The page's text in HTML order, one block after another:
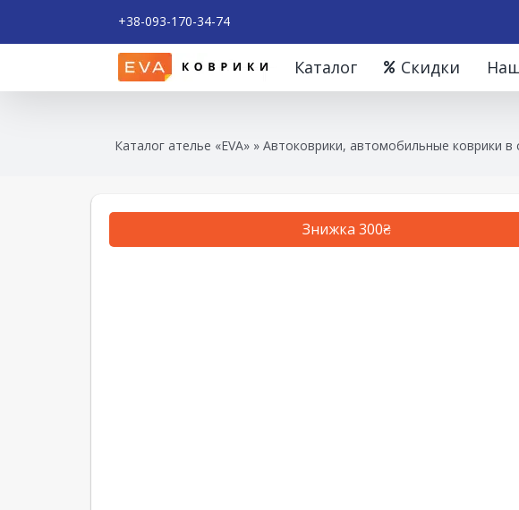
+38-093-170-34-74
Каталог Скидки
Каталог ателье «EVA» » Автоковрики, автомобильные коврики в
Знижка 300₴